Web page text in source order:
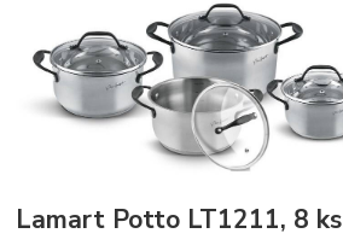
Lamart Potto LT1211, 8 ks